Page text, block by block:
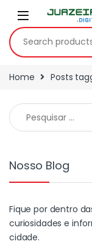
Home Posts
Nosso Blog
Fique por dentro
curiosidades e
cidade.